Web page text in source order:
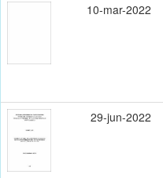
10-mar-2022
29-jun-2022